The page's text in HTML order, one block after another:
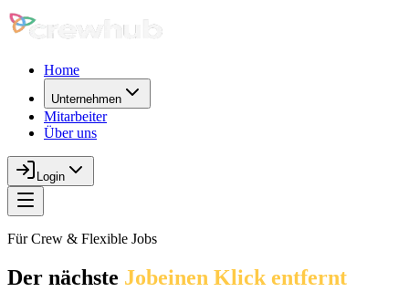
Home
Unternehmen
Mitarbeiter
Über uns
Login
Für Crew & Flexible Jobs
Der nächste Jobeinen Klick entfernt